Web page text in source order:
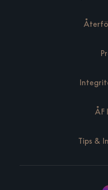
ÅF
Tips &